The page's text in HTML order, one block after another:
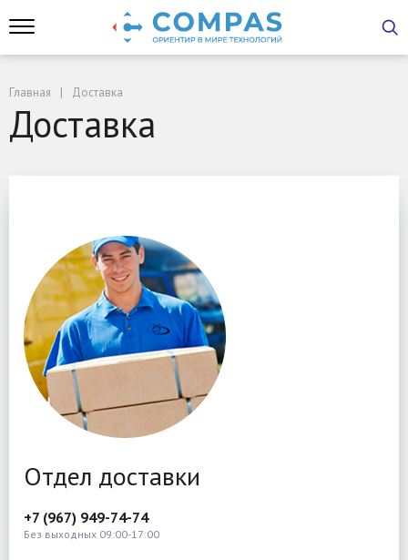
Главная Доставка
Доставка
Отдел доставки
+7 (967) 949-74-74
Без выходных 09:00-17:00